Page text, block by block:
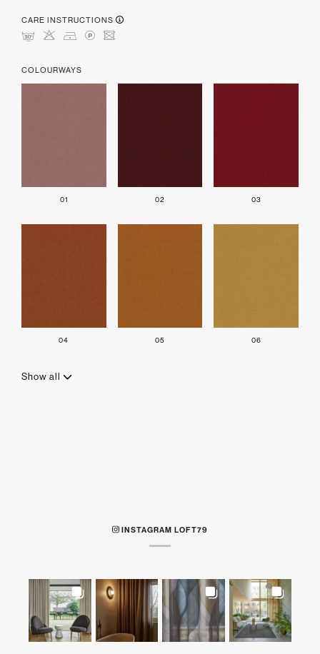
CARE INSTRUCTIONS
mHDLU
COLOURWAYS
01 02 03
04 05 06
Show all
INSTAGRAM LOFT79